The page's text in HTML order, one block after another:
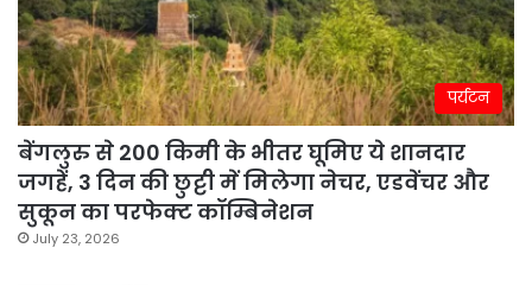
पर्यटन
बेंगलुरु से 200 किमी के भीतर घूमिए ये शानदार
जगहें, 3 दिन की छुट्टी में मिलेगा नेचर, एडवेंचर और
सुकून का परफेक्ट कॉम्बिनेशन
July 23, 2026